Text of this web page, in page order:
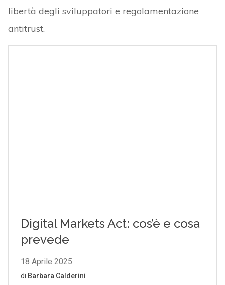
libertà degli sviluppatori e regolamentazione
antitrust.